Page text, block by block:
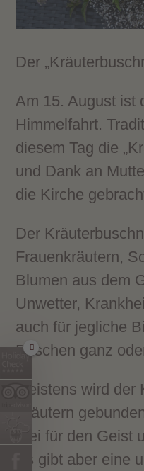
Der
Am 15. August ist
Himmelfahrt.
diesem Tag die
und Dank an
die Kirche
Der
Frauenkräutern,
Blumen aus dem
Unwetter,
auch für jegliche
Buschen ganz
Meistens wird
Kräutern
drei für den Geist
Es gibt aber eine